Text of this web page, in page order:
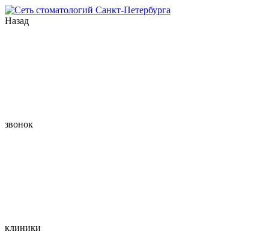
Назад
звонок
клиники